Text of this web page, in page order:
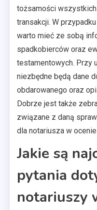
tożsamości
transakcji. W
warto mieć ze sobą
spadkobierców oraz
testamentowych. Przy
niezbędne będą dane
obdarowanego oraz
Dobrze jest także
związane z daną
dla notariusza w
Jakie są
pytania
notariuszy